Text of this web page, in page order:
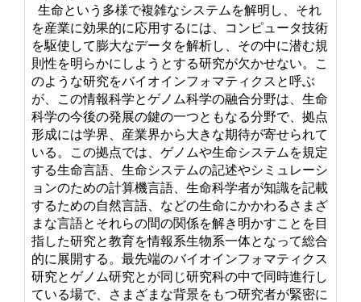
生命という多様で複雑なシステムを解明し、それ
を産業に効果的に応用するには、コンピュータ技術
を駆使して膨大なデータを解析し、その中に潜む規
則性を明らかにしようとする研究が欠かせない。こ
のような研究をバイオインフォマティクスと呼ぶ
が、この情報科学とゲノム科学の融合分野は、生命
科学の今後の発展の鍵の一つともなる分野で、拠点
形成には学界、産業界から大きな期待が寄せられて
いる。この拠点では、ゲノムや生命システムを規定
する生命言語、生命システムの記述やシミュレーシ
ョンのための計算機言語、生命科学者が知識を記載
するための自然言語、などの生命にかかわるさまざ
まな言語とそれらの間の関係を解き明かすことを目
指した研究と教育を情報系生物系一体となって総合
的に展開する。最先端のバイオインフォマティクス
研究とゲノム研究とが同じ研究科の中で同時進行し
ている場で、さまざまな背景をもつ研究者が緊密に